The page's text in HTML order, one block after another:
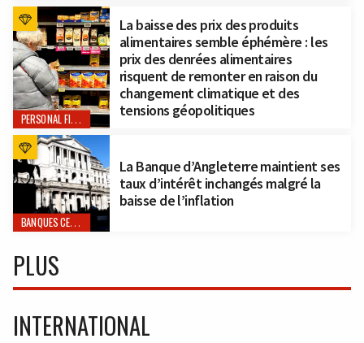
PERSONAL FINANCE
La baisse des prix des produits
alimentaires semble éphémère : les
prix des denrées alimentaires
risquent de remonter en raison du
changement climatique et des
tensions géopolitiques
BANQUES CENTRALES
La Banque d’Angleterre maintient ses
taux d’intérêt inchangés malgré la
baisse de l’inflation
PLUS
INTERNATIONAL